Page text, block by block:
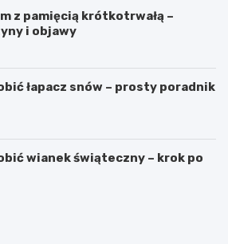
z pamięcią krótkotrwałą –
i objawy
łapacz snów – prosty poradnik
wianek świąteczny – krok po